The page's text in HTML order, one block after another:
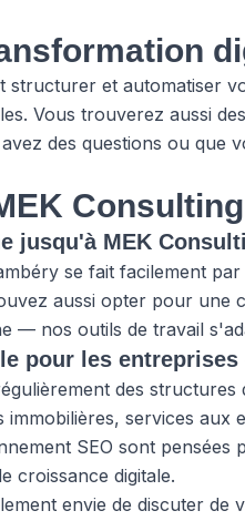
structurer et automatiser
Vous trouverez aussi
des questions ou que
jusqu'à MEK
se fait facilement
aussi opter pour une
— nos outils de travail
pour les entreprises
des
services aux
SEO sont
croissance digitale.
envie de discuter de